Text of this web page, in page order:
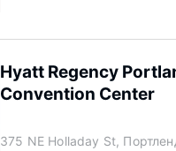
Hyatt Regency
Convention Center
375 NE Holladay St,